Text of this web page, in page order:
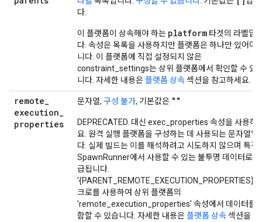
다.
이 플랫폼이 상속해야 하는 platform 타겟의 라벨입
다. 속성은 목록을 사용하지만 플랫폼은 하나만 있어야
니다. 이 플랫폼에 직접 설정되지 않은
constraint_settings는 상위 플랫폼에서 확인할 수 있
니다. 자세한 내용은플랫폼 상속섹션을 참고하세요.
remote_
execution_
properties
문자열, 구성 불가, 기본값은 ""
DEPRECATED. 대신 exec_properties 속성을 사용하
요. 원격 실행 플랫폼을 구성하는 데 사용되는 문자열입
다. 실제 빌드는 이를 해석하려고 시도하지 않으며 특정
SpawnRunner에서 사용할 수 있는 불투명 데이터로 취
급됩니다.
'{PARENT_REMOTE_EXECUTION_PROPERTIES}'
크로를 사용하여 상위 플랫폼의
'remote_execution_properties' 속성에서 데이터를
함할 수 있습니다. 자세한 내용은플랫폼 상속섹션을 참